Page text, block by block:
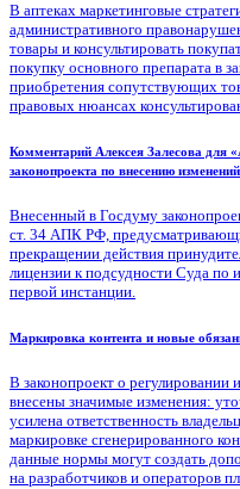
В аптеках маркетинговые
административного
товары и консультировать
покупку основного препарата в
приобретения сопутствующих
правовых нюансах
Комментарий Алексея Залесова для
законопроекта по внесению
Внесенный в Госдуму
ст. 34 АПК РФ,
прекращении действия
лицензии к подсудности Суда по
первой инстанции.
Маркировка контента и новые
В законопроект о регулировании
внесены значимые изменения:
усилена ответственность
маркировке сгенерированного
данные нормы могут создать
на разработчиков и операторов